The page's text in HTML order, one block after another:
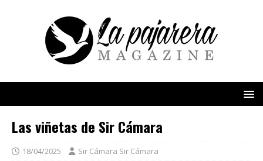
Las viñetas de Sir Cámara
18/04/2025 Sir Cámara Sir Cámara